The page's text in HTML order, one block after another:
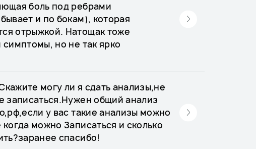
боль под ребрами
и по бокам), которая
отрыжкой. Натощак тоже
симптомы, но не так ярко
могу ли я сдать анализы,не
записаться.Нужен общий анализ
у вас такие анализы можно
когда можно Записаться и сколько
спасибо!